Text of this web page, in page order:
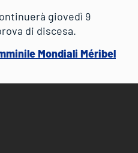
giovedì 9
di discesa.
Mondiali Méribel